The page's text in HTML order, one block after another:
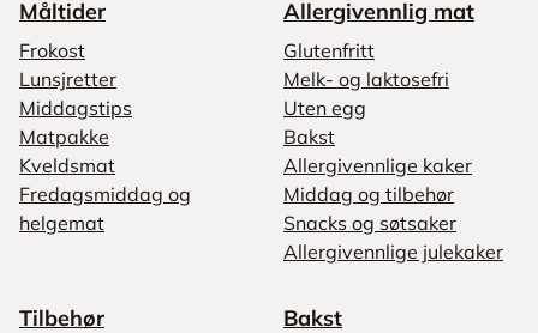
Måltider
Frokost
Lunsjretter
Middagstips
Matpakke
Kveldsmat
Fredagsmiddag og
helgemat
Allergivennlig mat
Glutenfritt
Melk- og laktosefri
Uten egg
Bakst
Allergivennlige kaker
Middag og tilbehør
Snacks og søtsaker
Allergivennlige julekaker
Tilbehør Bakst